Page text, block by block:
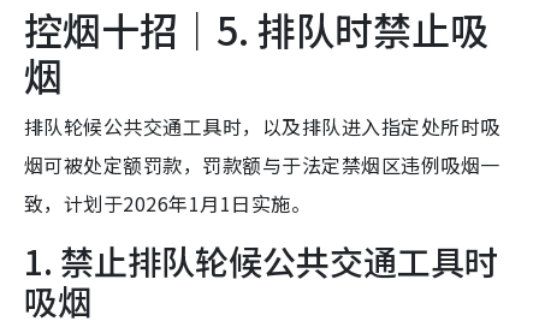
控烟十招｜5. 排队时禁止吸
烟
排队轮候公共交通工具时，以及排队进入指定处所时吸
烟可被处定额罚款，罚款额与于法定禁烟区违例吸烟一
致，计划于2026年1月1日实施。
1. 禁止排队轮候公共交通工具时
吸烟